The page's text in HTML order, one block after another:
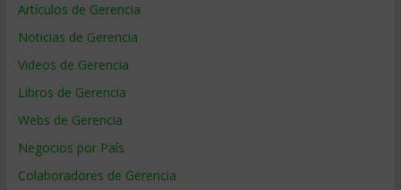
Artículos de Gerencia
Noticias de Gerencia
Videos de Gerencia
Libros de Gerencia
Webs de Gerencia
Negocios por País
Colaboradores de Gerencia